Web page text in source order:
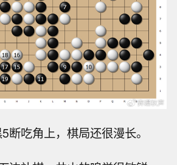
断吃角上，棋局还很漫长。